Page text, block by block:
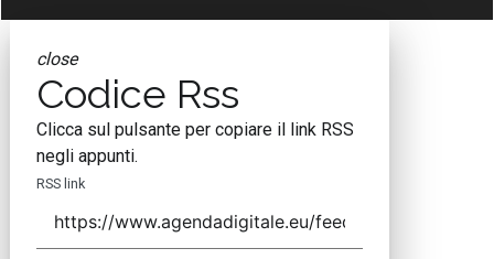
close
Codice Rss
Clicca sul pulsante per copiare il link RSS
negli appunti.
RSS link